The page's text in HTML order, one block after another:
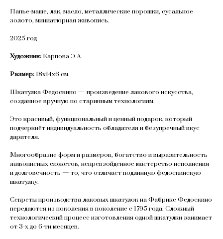
Папье-маше, лак, масло, металлические порошки, сусальное
золото, миниатюрная живопись.
2025 год
Художник:Карпова Э.А.
Размер: 18х14х6 см.
Шкатулка Федоскино — произведение лакового искусства,
созданное вручную по старинным технологиям.
Это красивый, функциональный и ценный подарок, который
подчеркнёт индивидуальность обладателя и безупречный вкус
дарителя.
Многообразие форм и размеров, богатство и выразительность
живописных сюжетов, непревзойденное мастерство исполнения
и долговечность — то, что отличает подлинную федоскинскую
шкатулку.
Секреты производства лаковых шкатулок на Фабрике Федоскино
передаются из поколения в поколение с 1795 года. Сложный
технологический процесс изготовления одной шкатулки занимает
от 3-х до 6-ти месяцев.